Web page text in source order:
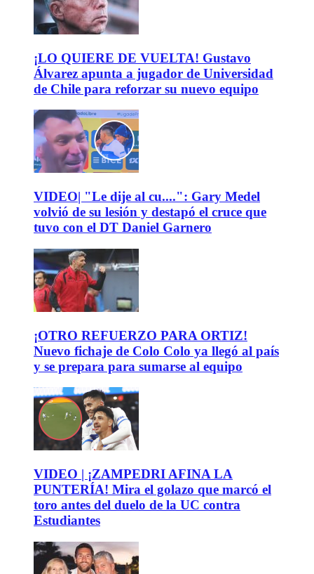
¡LO QUIERE DE VUELTA! Gustavo
Álvarez apunta a jugador de Universidad
de Chile para reforzar su nuevo equipo
VIDEO| "Le dije al cu....": Gary Medel
volvió de su lesión y destapó el cruce que
tuvo con el DT Daniel Garnero
¡OTRO REFUERZO PARA ORTIZ!
Nuevo fichaje de Colo Colo ya llegó al país
y se prepara para sumarse al equipo
VIDEO | ¡ZAMPEDRI AFINA LA
PUNTERÍA! Mira el golazo que marcó el
toro antes del duelo de la UC contra
Estudiantes